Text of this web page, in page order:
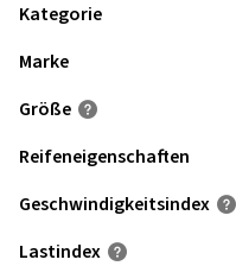
Kategorie
Marke
Größe
Reifeneigenschaften
Geschwindigkeits­index
Lastindex